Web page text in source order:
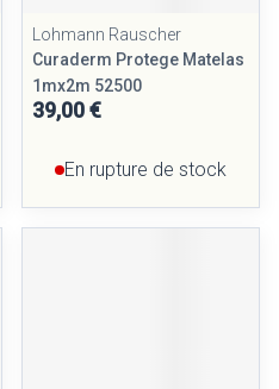
Lohmann Rauscher
Curaderm Protege Matelas
1mx2m 52500
39,00 €
En rupture de stock